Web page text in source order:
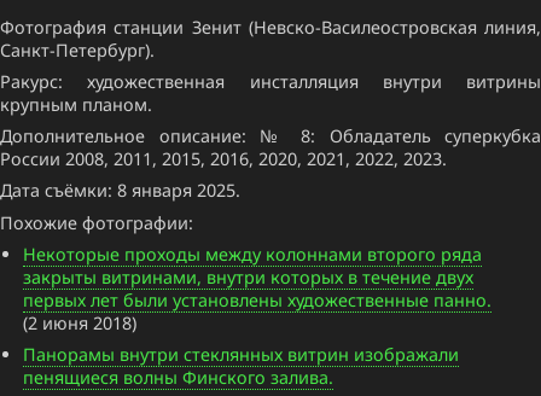
Фотография станции Зенит (Невско-Василеостровская линия,
Санкт-Петербург).
Ракурс: художественная инсталляция внутри витрины
крупным планом.
Дополнительное описание: № 8: Обладатель суперкубка
России 2008, 2011, 2015, 2016, 2020, 2021, 2022, 2023.
Дата съёмки: 8 января 2025.
Похожие фотографии:
Некоторые проходы между колоннами второго ряда
закрыты витринами, внутри которых в течение двух
первых лет были установлены художественные панно.
(2 июня 2018)
Панорамы внутри стеклянных витрин изображали
пенящиеся волны Финского залива.